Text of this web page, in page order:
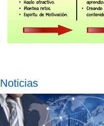
Noticias